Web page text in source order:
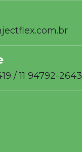
/11 94792-2643